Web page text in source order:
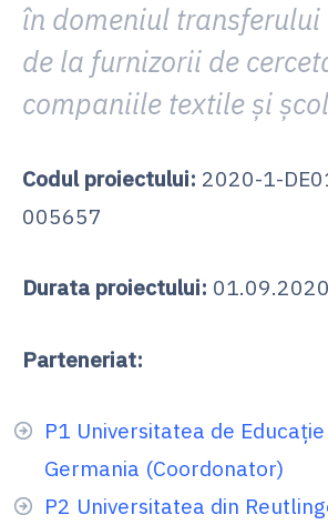
în domeniul transferului
de la furnizorii de
companiile textile și
Codul proiectului: 2020-1-
005657
Durata proiectului:
Parteneriat:
P1 Universitatea de
Germania (Coordonator)
P2 Universitatea din